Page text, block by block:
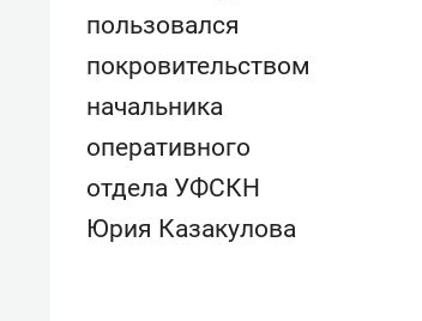
пользовался
покровительством
начальника
оперативного
отдела УФСКН
Юрия Казакулова